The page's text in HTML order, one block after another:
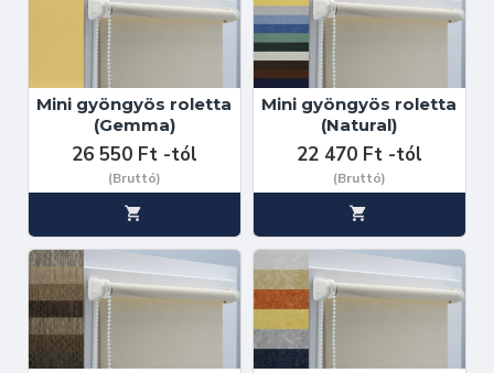
Mini gyöngyös roletta
(Gemma)
26 550 Ft -tól
(Bruttó)
Mini gyöngyös roletta
(Natural)
22 470 Ft -tól
(Bruttó)